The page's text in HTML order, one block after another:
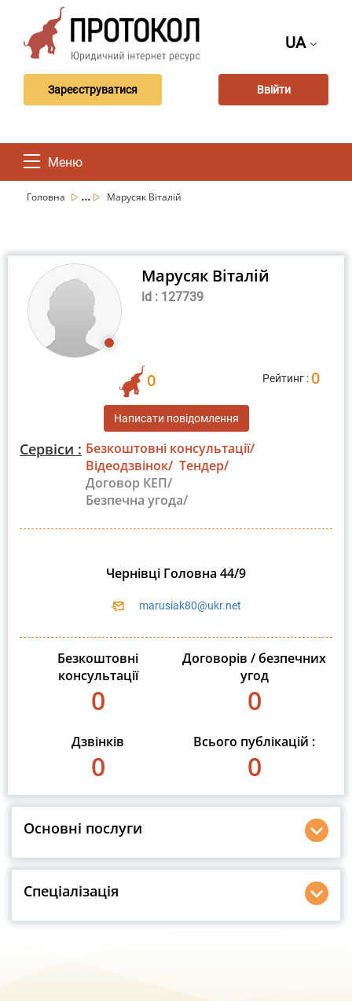
UA
Зареєструватися Ввійти
Меню
Головна ... Марусяк Віталій
Марусяк Віталій
id : 127739
0 Рейтинг : 0
Написати повідомлення
Сервіси : Безкоштовні консультації/
Відеодзвінок/ Тендер/
Договор КЕП/
Безпечна угода/
Чернівці Головна 44/9
marusiak80@ukr.net
Безкоштовні
консультації
0
Дзвінків
0
Договорів / безпечних
угод
0
Всього публікацій :
0
Основні послуги
Спеціалізація